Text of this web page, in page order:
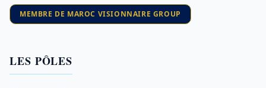
MEMBRE DE MAROC VISIONNAIRE GROUP
LES PÔLES